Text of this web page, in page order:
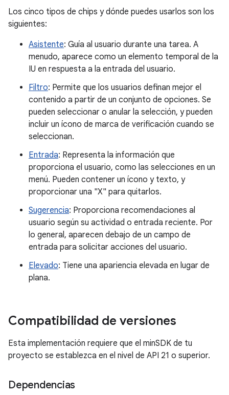
Los cinco tipos de chips y dónde puedes usarlos son los
siguientes:
Asistente: Guía al usuario durante una tarea. A
menudo, aparece como un elemento temporal de la
IU en respuesta a la entrada del usuario.
Filtro: Permite que los usuarios definan mejor el
contenido a partir de un conjunto de opciones. Se
pueden seleccionar o anular la selección, y pueden
incluir un ícono de marca de verificación cuando se
seleccionan.
Entrada: Representa la información que
proporciona el usuario, como las selecciones en un
menú. Pueden contener un ícono y texto, y
proporcionar una "X" para quitarlos.
Sugerencia: Proporciona recomendaciones al
usuario según su actividad o entrada reciente. Por
lo general, aparecen debajo de un campo de
entrada para solicitar acciones del usuario.
Elevado: Tiene una apariencia elevada en lugar de
plana.
Compatibilidad de versiones
Esta implementación requiere que el minSDK de tu
proyecto se establezca en el nivel de API 21 o superior.
Dependencias